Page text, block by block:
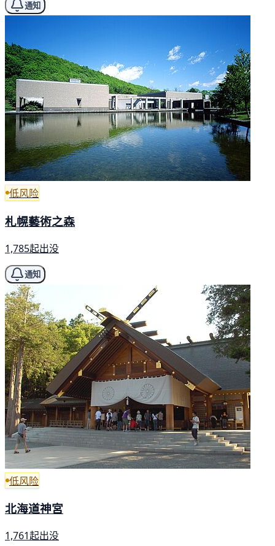
通知
低风险
札幌藝術之森
1,785起出没
通知
低风险
北海道神宮
1,761起出没